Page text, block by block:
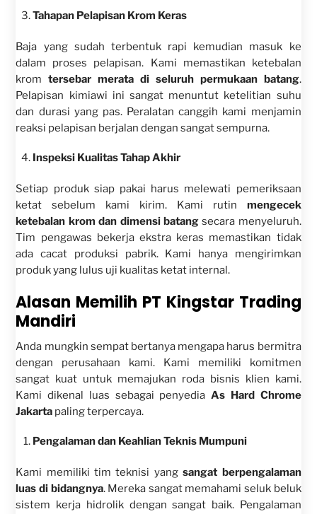
Tahapan Pelapisan Krom Keras
Baja yang sudah terbentuk rapi kemudian masuk ke
dalam proses pelapisan. Kami memastikan ketebalan
kromtersebar merata di seluruh permukaan batang.
Pelapisan kimiawi ini sangat menuntut ketelitian suhu
dan durasi yang pas. Peralatan canggih kami menjamin
reaksi pelapisan berjalan dengan sangat sempurna.
Inspeksi Kualitas Tahap Akhir
Setiap produk siap pakai harus melewati pemeriksaan
ketat sebelum kami kirim. Kami rutin mengecek
ketebalan krom dan dimensi batangsecara menyeluruh.
Tim pengawas bekerja ekstra keras memastikan tidak
ada cacat produksi pabrik. Kami hanya mengirimkan
produk yang lulus uji kualitas ketat internal.
Alasan Memilih PT Kingstar Trading
Mandiri
Anda mungkin sempat bertanya mengapa harus bermitra
dengan perusahaan kami. Kami memiliki komitmen
sangat kuat untuk memajukan roda bisnis klien kami.
Kami dikenal luas sebagai penyedia As Hard Chrome
Jakarta paling terpercaya.
Pengalaman dan Keahlian Teknis Mumpuni
Kami memiliki tim teknisi yangsangat berpengalaman
luas di bidangnya. Mereka sangat memahami seluk beluk
sistem kerja hidrolik dengan sangat baik. Pengalaman